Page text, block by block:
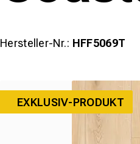
Hersteller-Nr.: HFF5069T
EXKLUSIV-PRODUKT